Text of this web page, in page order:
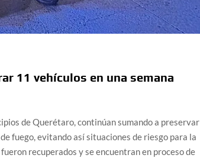
11 vehículos en una semana
de Querétaro, continúan sumando a preservar
fuego, evitando así situaciones de riesgo para la
recuperados y se encuentran en proceso de